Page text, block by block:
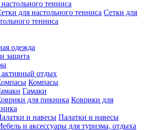
настольного тенниса
Сетки для
тенниса
одежда
защита
отдых
Компасы
Гамаки
Коврики для
Палатки и навесы